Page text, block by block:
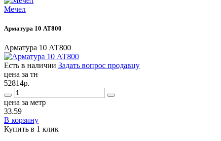
Мечел
Арматура 10 АТ800
Арматура 10 АТ800
Есть в наличии Задать вопрос продавцу
цена за тн
52814р.
цена за метр
33.59
В корзину
Купить в 1 клик